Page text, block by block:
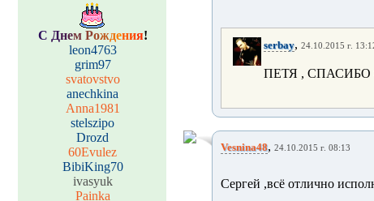
С Днем Рождения!
leon4763
grim97
svatovstvo
anechkina
Anna1981
stelszipo
Drozd
60Evulez
BibiKing70
ivasyuk
Painka
serbay, 24.10.2015 г.
ПЕТЯ ,
Vesnina48, 24.10.2015 г. 08:13
Сергей ,всё отлично